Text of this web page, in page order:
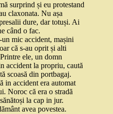
surprind și eu protestand
claxonata. Nu așa
dure, dar totuși. Ai
când o fac.
mic accident, mașini
că s-au oprit și alti
ele, un domn
accident la propriu, caută
scoasă din portbagaj.
in accident era automat
Noroc că era o stradă
la cap in jur.
avea povestea.